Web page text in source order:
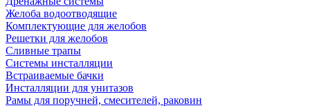
Желоба водоотводящие
Комплектующие для желобов
Решетки для желобов
Сливные трапы
Системы инсталляции
Встраиваемые бачки
Инсталляции для унитазов
Рамы для поручней, смесителей, раковин